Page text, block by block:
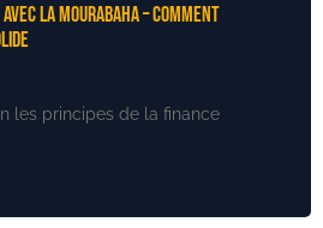
la mourabaha – Comment
les principes de la finance